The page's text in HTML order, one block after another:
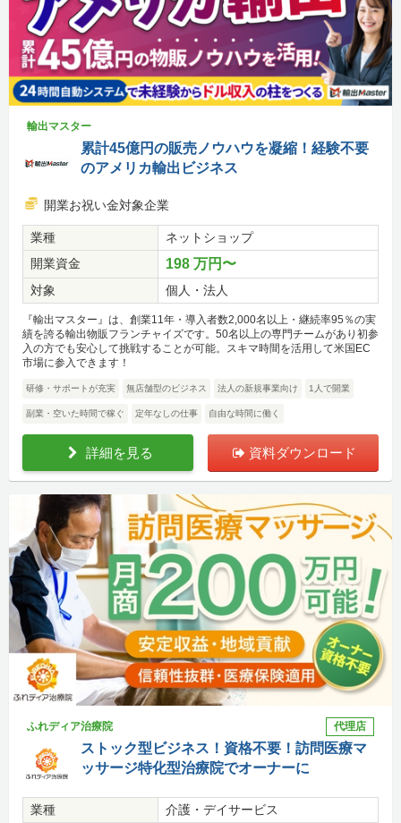
輸出マスター
累計45億円の販売ノウハウを凝縮！経験不要
のアメリカ輸出ビジネス
開業お祝い金対象企業
業種
ネットショップ
開業資金
198 万円〜
対象 個人・法人
『輸出マスター』は、創業11年・導入者数2,000名以上・継続率95％の実
績を誇る輸出物販フランチャイズです。50名以上の専門チームがあり初参
入の方でも安心して挑戦することが可能。スキマ時間を活用して米国EC
市場に参入できます！
研修・サポートが充実 無店舗型のビジネス 法人の新規事業向け 1人で開業
副業・空いた時間で稼ぐ 定年なしの仕事 自由な時間に働く
詳細を見る 資料ダウンロード
ふれディア治療院 代理店
ストック型ビジネス！資格不要！訪問医療マ
ッサージ特化型治療院でオーナーに
業種
介護・デイサービス